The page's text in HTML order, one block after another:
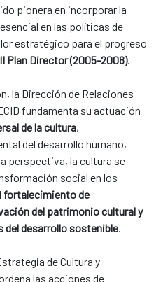
pionera en incorporar la
en las políticas de
estratégico para el progreso
II Plan Director (2005-2008).
la Dirección de Relaciones
fundamenta su actuación
de la cultura,
del desarrollo humano,
perspectiva, la cultura se
social en los
fortalecimiento de
del patrimonio cultural y
del desarrollo sostenible.
de Cultura y
las acciones de